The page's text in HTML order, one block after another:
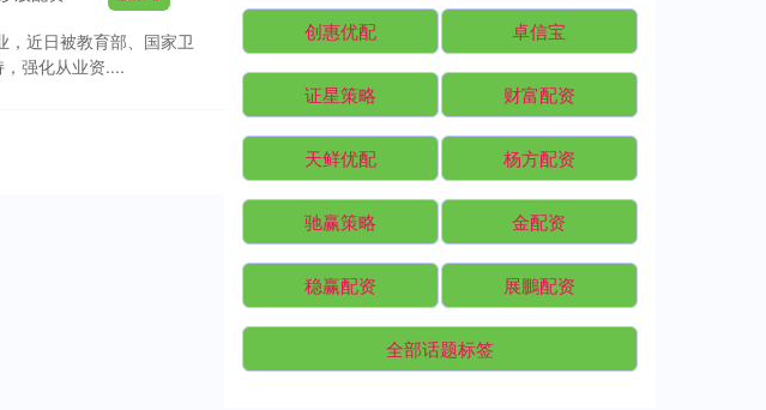
，近日被教育部、国家卫
，强化从业资....
创惠优配 卓信宝
证星策略 财富配资
天鲜优配 杨方配资
驰赢策略 金配资
稳赢配资 展鵬配资
全部话题标签